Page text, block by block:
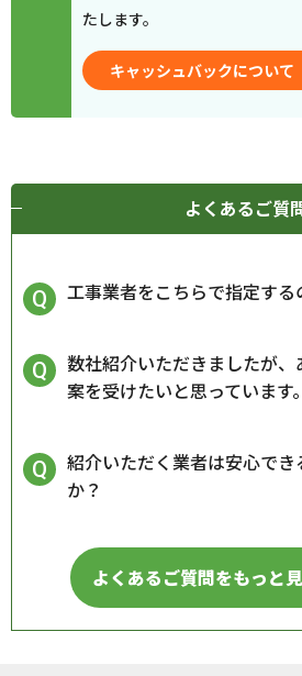
たします。
キャッシュバックについて
よくあるご質
工事業者をこちらで指定する
数社紹介いただきましたが
案を受けたいと思っています。
紹介いただく業者は安心でき
か？
よくあるご質問をもっと